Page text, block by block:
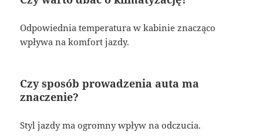
Odpowiednia temperatura w kabinie znacząco
wpływa na komfort jazdy.
Czy sposób prowadzenia auta ma
znaczenie?
Styl jazdy ma ogromny wpływ na odczucia.